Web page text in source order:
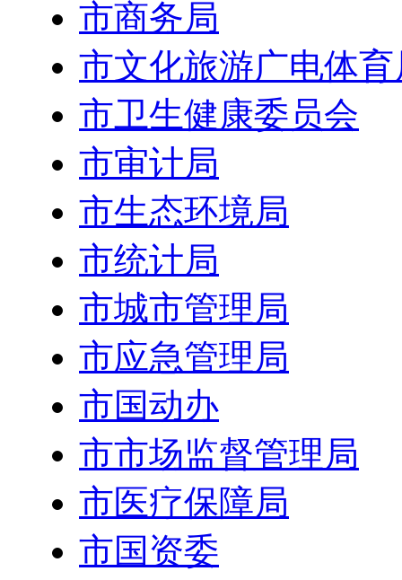
市商务局
市文化旅游广电体育
市卫生健康委员会
市审计局
市生态环境局
市统计局
市城市管理局
市应急管理局
市国动办
市市场监督管理局
市医疗保障局
市国资委